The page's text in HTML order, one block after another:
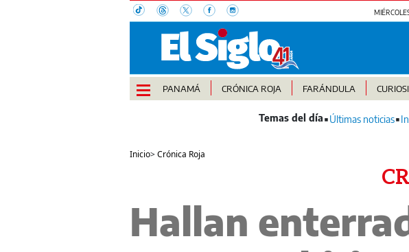
PANAMÁ CRÓNICA ROJA FARÁNDULA
Últimas noticias
Inicio>Crónica Roja
Hallan